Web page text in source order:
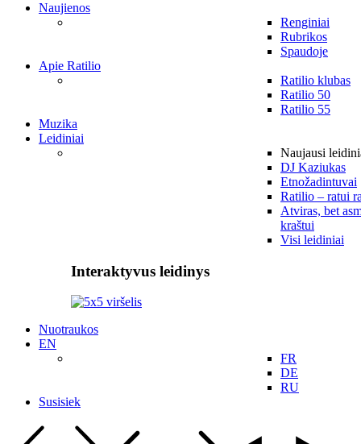
Naujienos
Renginiai
Rubrikos
Spaudoje
Apie Ratilio
Ratilio klubas
Ratilio 50
Ratilio 55
Muzika
Leidiniai
Naujausi
DJ Kaziukas
Etnožadintuvai
Ratilio – ratui
Atviras, bet
kraštui
Visi leidiniai
Interaktyvus leidinys
Nuotraukos
EN
FR
DE
RU
Susisiek